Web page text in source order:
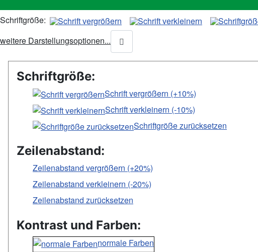
Schriftgröße:
weitere Darstellungsoptionen...
Schriftgröße:
Schrift vergrößern (+10%)
Schrift verkleinern (-10%)
Schriftgröße zurücksetzen
Zeilenabstand:
Zeilenabstand vergrößern (+20%)
Zeilenabstand verkleinern (-20%)
Zeilenabstand zurücksetzen
Kontrast und Farben:
normale Farben